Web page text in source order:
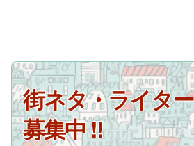
街ネタ・ライター
募集中 !!